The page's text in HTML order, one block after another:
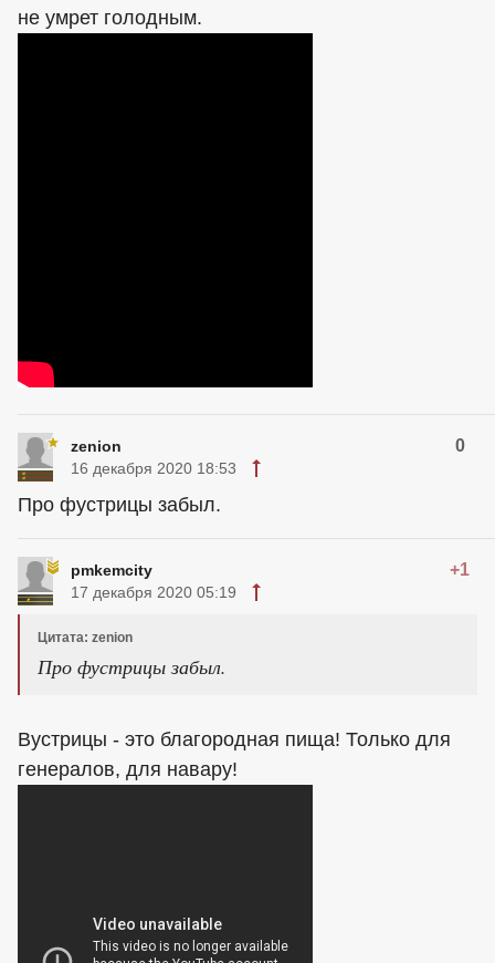
не умрет голодным.
zenion 0
16 декабря 2020 18:53
Про фустрицы забыл.
pmkemcity +1
17 декабря 2020 05:19
Цитата: zenion
Про фустрицы забыл.
Вустрицы - это благородная пища! Только для
генералов, для навару!